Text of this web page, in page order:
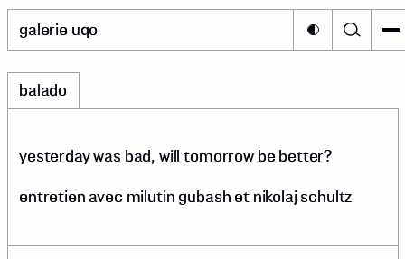
galerie uqo
balado
yesterday was bad, will tomorrow be better?
entretien avec milutin gubash et nikolaj schultz